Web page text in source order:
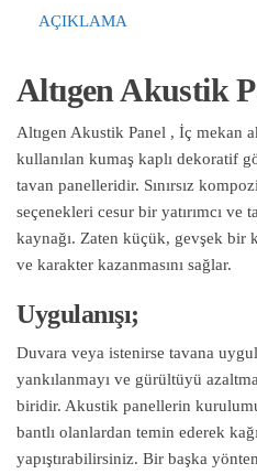
AÇIKLAMA
Altıgen Akustik
Altıgen Akustik Panel , İç mekan
kullanılan kumaş kaplı dekoratif
tavan panelleridir. Sınırsız
seçenekleri cesur bir yatırımcı ve
kaynağı. Zaten küçük, gevşek bir
ve karakter kazanmasını sağlar.
Uygulanışı;
Duvara veya istenirse tavana
yankılanmayı ve gürültüyü
biridir. Akustik panellerin
bantlı olanlardan temin ederek
yapıştırabilirsiniz. Bir başka